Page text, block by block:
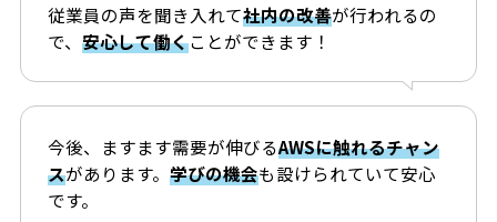
従業員の声を聞き入れて社内の改善が行われるの
で、 安心して働くことができます！
今後、ますます需要が伸びるAWSに触れるチャン
スがあります。 学びの機会も設けられていて安心
です。